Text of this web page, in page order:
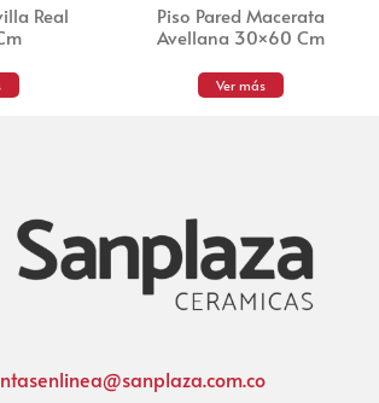
Real
Piso Pared Macerata
Avellana 30×60 Cm
Ver más